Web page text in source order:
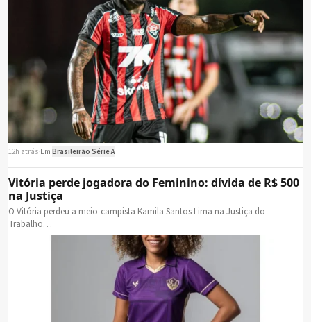
12h atrás Em Brasileirão Série A
Vitória perde jogadora do Feminino: dívida de R$ 500
na Justiça
O Vitória perdeu a meio-campista Kamila Santos Lima na Justiça do
Trabalho…